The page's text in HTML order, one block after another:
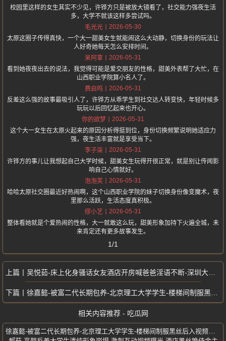
校园里这样的女生其实不少见，许铧方只是被放大镜看了，社交能力强夜生活
多，大学不就该这样多尝试吗。
毛光光
2026-05-30
太原这圈子传得真快，一个大一甜美女生就能闹这么大动静，切换身份的玩法让
人好奇她每天怎么安排时间。
呆阿拿
2026-05-31
看到她夜夜出去的说法，我觉得可能是爱交朋友的性格，甜美外表帮了大忙，在
山西职业学院算小名人了。
费启鸣
2026-05-31
反差这么强的故事最吸引人了，许铧方从乖学生到社交达人转变快，年轻时候多
玩玩以后回忆起来也开心。
你的欲梦
2026-05-31
这个大一女生在太原火起来的原因分析得挺到位，身份切换频繁说明她适应力
强，夜生活丰富就是享受当下。
李子柒
2026-05-31
许铧方的事儿让我想起自己大学时候，甜美女生玩得开很正常，就是别让传闻影
响自己心情就好。
泡泡芙
2026-05-31
哈哈太原社交圈最近好热闹啊，这个山西职业学院的妹子切换身份像变魔术，夜
里那么活跃，生活态度真积极。
缪小艺
2026-05-31
整体看她就是个爱热闹的性格，大一就敢这么玩，甜美形象加持下火遍全城，未
来肯定还有更多故事发生。
1/1
吴悦茹-床上化身骚话女友酒店开房喊爸爸淫语不断-深圳大学经济系系花
徐嘉懿-被富二代长期包养-北京理工大学学生-楼梯间制服黑丝后入视频流出
相关内容推荐 - 吃瓜网